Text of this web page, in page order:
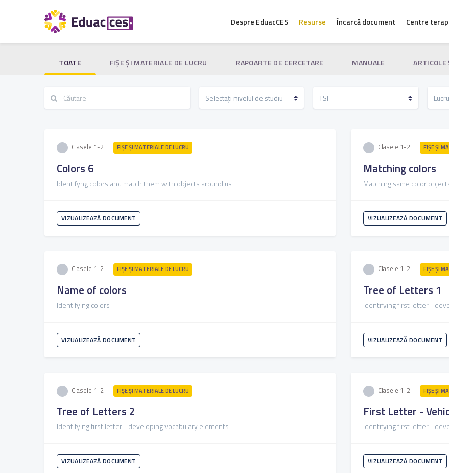
Despre EduacCES Resurse Încarcă document Centre
TOATE FIŞE ŞI MATERIALE DE LUCRU RAPOARTE DE CERCETARE MANUALE
Clasele 1-2 FIŞE ŞI MATERIALE DE LUCRU
Colors 6
Identifyng colors and match them with objects around us
VIZUALIZEAZĂ DOCUMENT
Clasele 1-2 FIŞE ŞI
Matching colors
Matching same color
VIZUALIZEAZĂ DOCUMENT
Clasele 1-2 FIŞE ŞI MATERIALE DE LUCRU
Name of colors
Identifying colors
VIZUALIZEAZĂ DOCUMENT
Clasele 1-2 FIŞE ŞI
Tree of Letters 1
Identifying first letter -
VIZUALIZEAZĂ DOCUMENT
Clasele 1-2 FIŞE ŞI MATERIALE DE LUCRU
Tree of Letters 2
Identifying first letter - developing vocabulary elements
VIZUALIZEAZĂ DOCUMENT
Clasele 1-2 FIŞE ŞI
First Letter -
Identifying first letter -
VIZUALIZEAZĂ DOCUMENT